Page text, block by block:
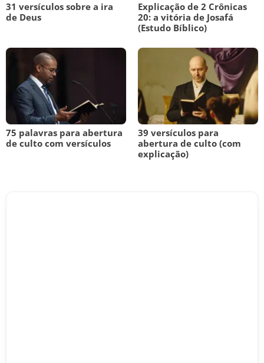
31 versículos sobre a ira
de Deus
Explicação de 2 Crônicas
20: a vitória de Josafá
(Estudo Bíblico)
75 palavras para abertura
de culto com versículos
39 versículos para
abertura de culto (com
explicação)